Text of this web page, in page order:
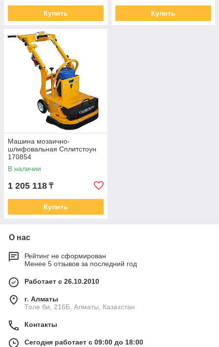
Купить Купить
Машина мозаично-
шлифовальная Сплитстоун
170854
В наличии
1 205 118 ₸
Купить
О нас
Рейтинг не сформирован
Менее 5 отзывов за последний год
Работает с 26.10.2010
г. Алматы
Толе би, 216Б, Алматы, Казахстан
Контакты
Сегодня работает с 09:00 до 18:00